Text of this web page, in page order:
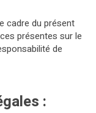
cadre du présent
présentes sur le
de
: